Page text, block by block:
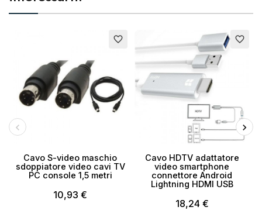
favorite_border
Cavo S-video maschio
sdoppiatore video cavi TV
PC console 1,5 metri
10,93 €
favorite_border
Cavo HDTV adattatore
video smartphone
connettore Android
Lightning HDMI USB
18,24 €